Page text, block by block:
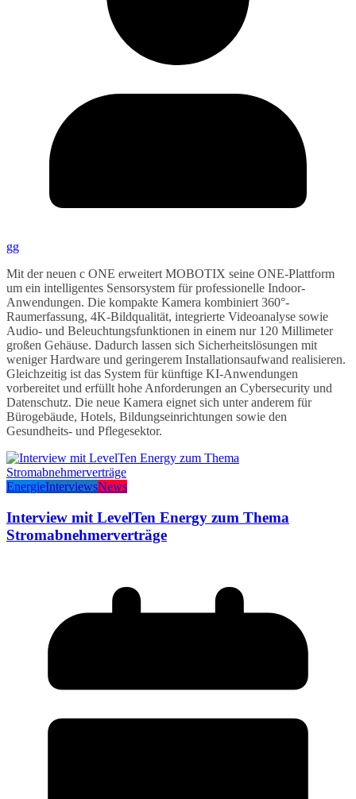
gg
Mit der neuen c ONE erweitert MOBOTIX seine ONE-Plattform
um ein intelligentes Sensorsystem für professionelle Indoor-
Anwendungen. Die kompakte Kamera kombiniert 360°-
Raumerfassung, 4K-Bildqualität, integrierte Videoanalyse sowie
Audio- und Beleuchtungsfunktionen in einem nur 120 Millimeter
großen Gehäuse. Dadurch lassen sich Sicherheitslösungen mit
weniger Hardware und geringerem Installationsaufwand realisieren.
Gleichzeitig ist das System für künftige KI-Anwendungen
vorbereitet und erfüllt hohe Anforderungen an Cybersecurity und
Datenschutz. Die neue Kamera eignet sich unter anderem für
Bürogebäude, Hotels, Bildungseinrichtungen sowie den
Gesundheits- und Pflegesektor.
EnergieInterviewsNews
Interview mit LevelTen Energy zum Thema
Stromabnehmerverträge